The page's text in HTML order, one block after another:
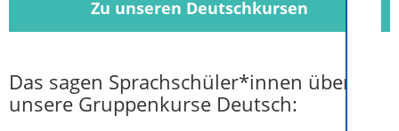
Zu unseren Deutschkursen
Das sagen Sprachschüler*innen über
unsere Gruppenkurse Deutsch: